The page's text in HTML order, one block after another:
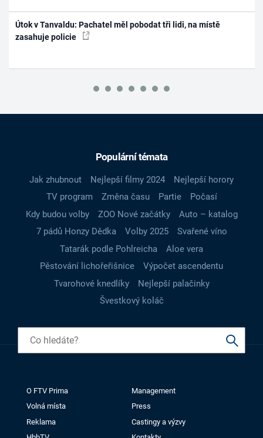
Útok v Tanvaldu: Pachatel měl pobodat tři lidi, na místě
zasahuje policie
Populární témata
Jak zhubnout Nejlepší filmy 2024
Nejlepší horory
TV program
Změna času Partie
Počasí
Kdy budou volby
ZOO Nové začátky
Auto – katalog
7 pádů Honzy Dědka
Volby 2025
Svařené víno
Tatarák podle Pohlreicha
Aloe vera
Pěstování lichořeřišnice
Výpočet ascendentu
Tvarohové knedlíky
Nejlepší palačinky
Švestkový koláč
O FTV Prima
Management
Volná místa
Press
Reklama
Castingy a výzvy